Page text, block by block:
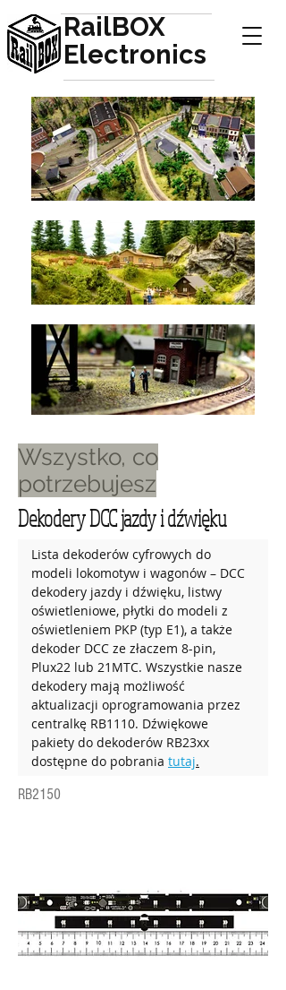
RailBOX
Electronics
Wszystko, co
potrzebujesz
Dekodery DCC jazdy i dźwięku
Lista dekoderów cyfrowych do
modeli lokomotyw i wagonów – DCC
dekodery jazdy i dźwięku, listwy
oświetleniowe, płytki do modeli z
oświetleniem PKP (typ E1), a także
dekoder DCC ze złaczem 8-pin,
Plux22 lub 21MTC. Wszystkie nasze
dekodery mają możliwość
aktualizacji oprogramowania przez
centralkę RB1110. Dźwiękowe
pakiety do dekoderów RB23xx
dostępne do pobrania tutaj.
RB2150